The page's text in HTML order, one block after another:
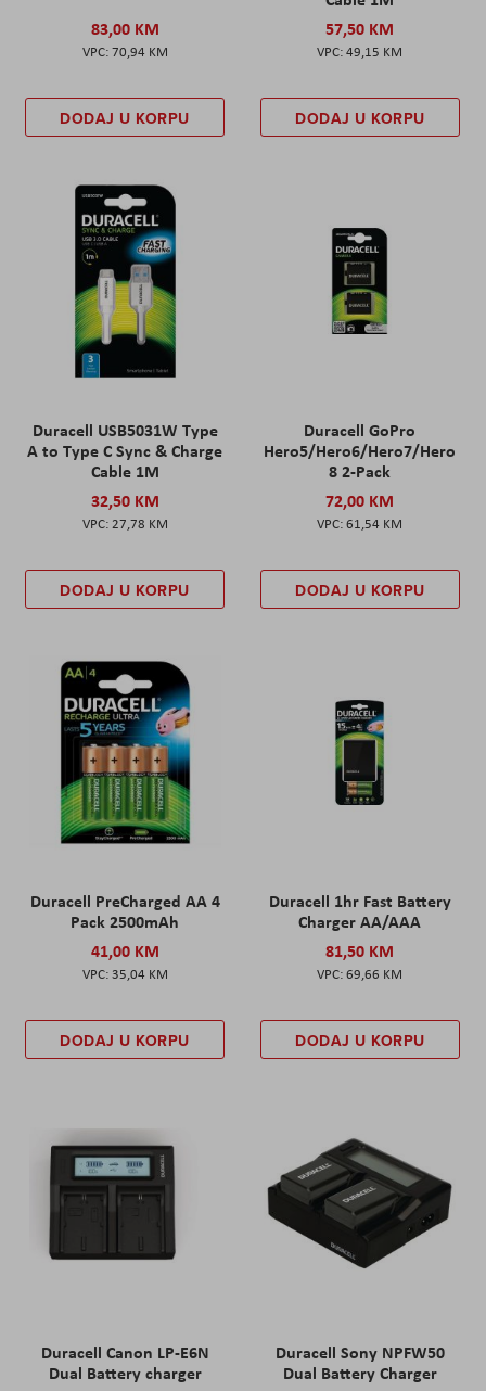
83,00 KM
70,94 KM
DODAJ U KORPU
57,50 KM
49,15 KM
DODAJ U KORPU
Duracell USB5031W Type
A to Type C Sync & Charge
Cable 1M
32,50 KM
27,78 KM
DODAJ U KORPU
Duracell GoPro
Hero5/Hero6/Hero7/Hero
8 2-Pack
72,00 KM
61,54 KM
DODAJ U KORPU
Duracell PreCharged AA 4
Pack 2500mAh
41,00 KM
35,04 KM
DODAJ U KORPU
Duracell 1hr Fast Battery
Charger AA/AAA
81,50 KM
69,66 KM
DODAJ U KORPU
Duracell Canon LP-E6N
Dual Battery charger
Duracell Sony NPFW50
Dual Battery Charger